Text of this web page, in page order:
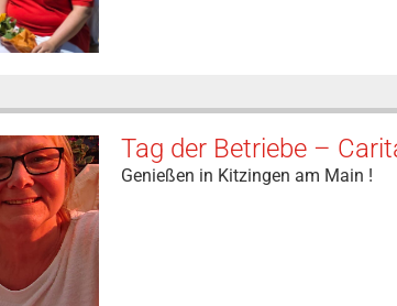
Tag der Betriebe –
Genießen in Kitzingen am Main !